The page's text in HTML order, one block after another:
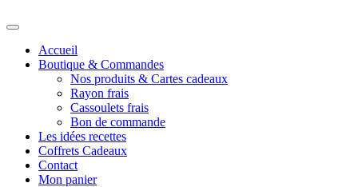
Accueil
Boutique & Commandes
Nos produits & Cartes cadeaux
Rayon frais
Cassoulets frais
Bon de commande
Les idées recettes
Coffrets Cadeaux
Contact
Mon panier